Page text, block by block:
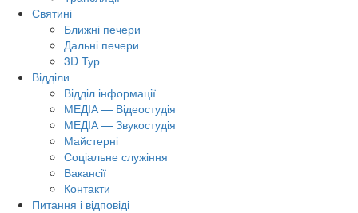
Святині
Ближні печери
Дальні печери
3D Тур
Відділи
Відділ інформації
МЕДІА — Відеостудія
МЕДІА — Звукостудія
Майстерні
Соціальне служіння
Вакансії
Контакти
Питання і відповіді